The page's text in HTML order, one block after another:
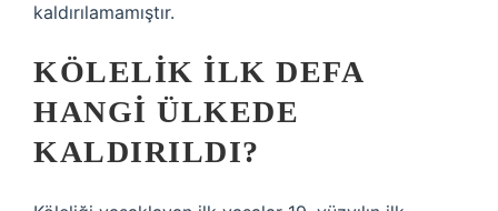
kaldırılamamıştır.
KÖLELIK ILK DEFA
HANGI ÜLKEDE
KALDIRILDI?